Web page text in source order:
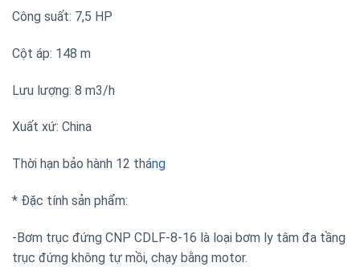
Công suất: 7,5 HP
Cột áp: 148 m
Lưu lượng: 8 m3/h
Xuất xứ: China
Thời hạn bảo hành 12 tháng
* Đặc tính sản phẩm:
-Bơm trục đứng CNP CDLF-8-16 là loại bơm ly tâm đa tầng
trục đứng không tự mồi, chạy bằng motor.